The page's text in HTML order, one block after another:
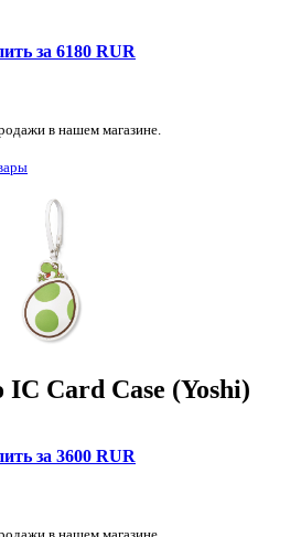
за 6180 RUR
в нашем магазине.
Card Case (Yoshi)
за 3600 RUR